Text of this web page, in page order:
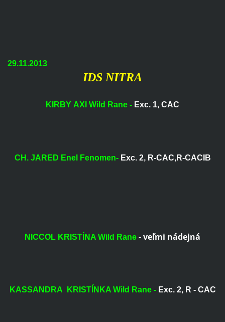
29.11.2013
IDS NITRA
KIRBY AXI Wild Rane - Exc. 1, CAC
CH. JARED Enel Fenomen- Exc. 2, R-CAC,R-CACIB
NICCOL KRISTÍNA Wild Rane -veľmi nádejná
KASSANDRA KRISTÍNKA Wild Rane - Exc. 2, R - CAC